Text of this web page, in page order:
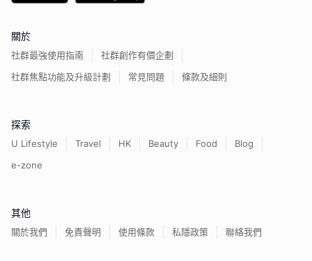
關於
社群最強使用指南
社群創作有價企劃
社群焦點功能及升級計劃
常見問題 條款及細則
探索
U Lifestyle Travel HK Beauty Food
Blog
e-zone
其他
關於我們 免責聲明 使用條款 私隱政策 聯絡我們